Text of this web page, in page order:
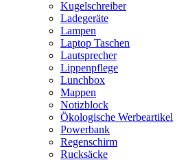
Kugelschreiber
Ladegeräte
Lampen
Laptop Taschen
Lautsprecher
Lippenpflege
Lunchbox
Mappen
Notizblock
Ökologische Werbeartikel
Powerbank
Regenschirm
Rucksäcke